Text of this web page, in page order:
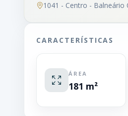
1041 - Centro - Balneário
CARACTERÍSTICAS
ÁREA
181 m²